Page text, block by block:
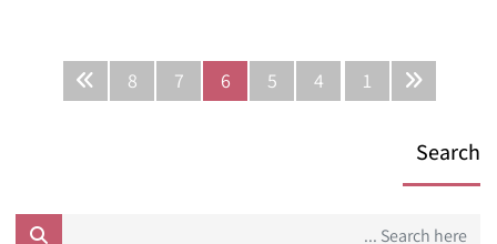
1
4
5
6
7
8
Search